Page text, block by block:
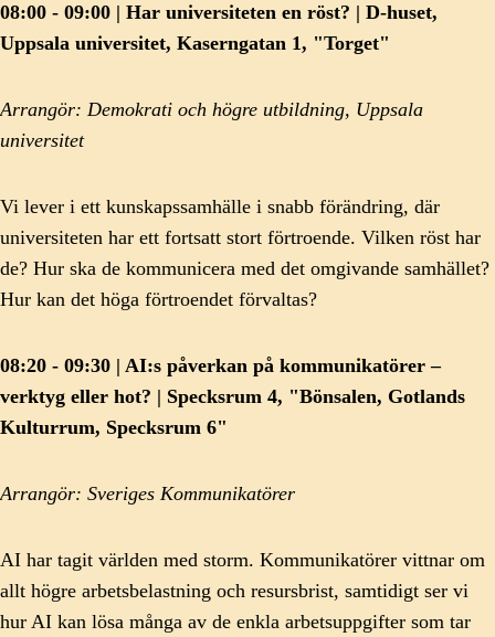
08:00 - 09:00 | Har universiteten en röst? | D-huset,
Uppsala universitet, Kaserngatan 1, "Torget"
Arrangör: Demokrati och högre utbildning, Uppsala
universitet
Vi lever i ett kunskapssamhälle i snabb förändring, där
universiteten har ett fortsatt stort förtroende. Vilken röst har
de? Hur ska de kommunicera med det omgivande samhället?
Hur kan det höga förtroendet förvaltas?
08:20 - 09:30 | AI:s påverkan på kommunikatörer –
verktyg eller hot? | Specksrum 4, "Bönsalen, Gotlands
Kulturrum, Specksrum 6"
Arrangör: Sveriges Kommunikatörer
AI har tagit världen med storm. Kommunikatörer vittnar om
allt högre arbetsbelastning och resursbrist, samtidigt ser vi
hur AI kan lösa många av de enkla arbetsuppgifter som tar